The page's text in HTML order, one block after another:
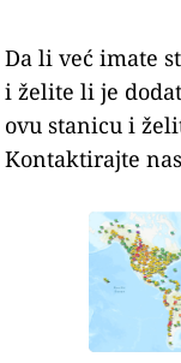
Da li već imate
i želite li je
ovu stanicu i
Kontaktirajte